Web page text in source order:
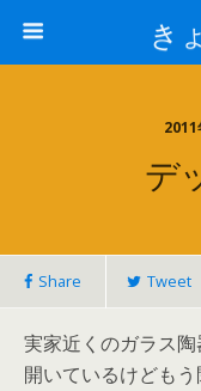
き
デ
Share Tweet
実家近くのガラス陶
開いているけども